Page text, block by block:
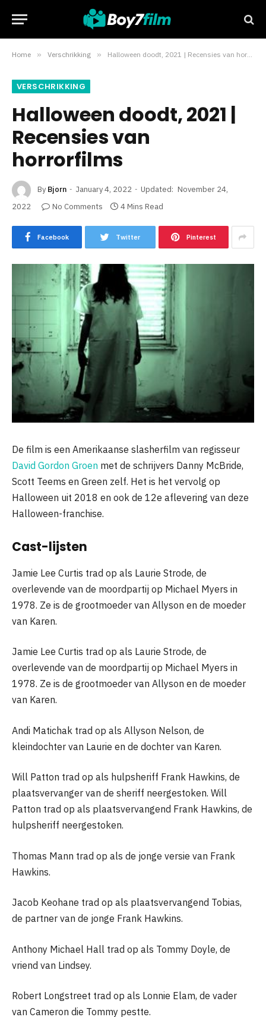
Home » Verschrikking » Halloween doodt, 2021 | Recensies van horrorfilms
VERSCHRIKKING
Halloween doodt, 2021 |
Recensies van
horrorfilms
By Bjorn January 4, 2022 Updated: November 24,
2022
No Comments 4 Mins Read
Facebook Twitter Pinterest
De film is een Amerikaanse slasherfilm van regisseur
David Gordon Groen met de schrijvers Danny McBride,
Scott Teems en Green zelf. Het is het vervolg op
Halloween uit 2018 en ook de 12e aflevering van deze
Halloween-franchise.
Cast-lijsten
Jamie Lee Curtis trad op als Laurie Strode, de
overlevende van de moordpartij op Michael Myers in
1978. Ze is de grootmoeder van Allyson en de moeder
van Karen.
Jamie Lee Curtis trad op als Laurie Strode, de
overlevende van de moordpartij op Michael Myers in
1978. Ze is de grootmoeder van Allyson en de moeder
van Karen.
Andi Matichak trad op als Allyson Nelson, de
kleindochter van Laurie en de dochter van Karen.
Will Patton trad op als hulpsheriff Frank Hawkins, de
plaatsvervanger van de sheriff neergestoken. Will
Patton trad op als plaatsvervangend Frank Hawkins, de
hulpsheriff neergestoken.
Thomas Mann trad op als de jonge versie van Frank
Hawkins.
Jacob Keohane trad op als plaatsvervangend Tobias,
de partner van de jonge Frank Hawkins.
Anthony Michael Hall trad op als Tommy Doyle, de
vriend van Lindsey.
Robert Longstreet trad op als Lonnie Elam, de vader
van Cameron die Tommy pestte.